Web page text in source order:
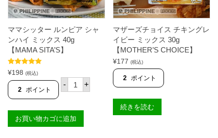
4
0
【
M
A
I
A
】
個
【
M
M
A
S
I
ママシッター ルンピア シャ
ンハイ ミックス 40g
【MAMA SITA’S】
5段階中5.00
の評価
¥198 (税込)
2 ポイント
- マ
マ
タ
ー
ル
+
お買い物カゴに追加
マザーズチョイス チキングレ
イビー ミックス 30g
【MOTHER’S CHOICE】
¥177 (税込)
2 ポイント
続きを読む